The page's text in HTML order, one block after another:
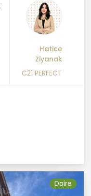
Hatice
Ziyanak
C21 PERFECT
Daire